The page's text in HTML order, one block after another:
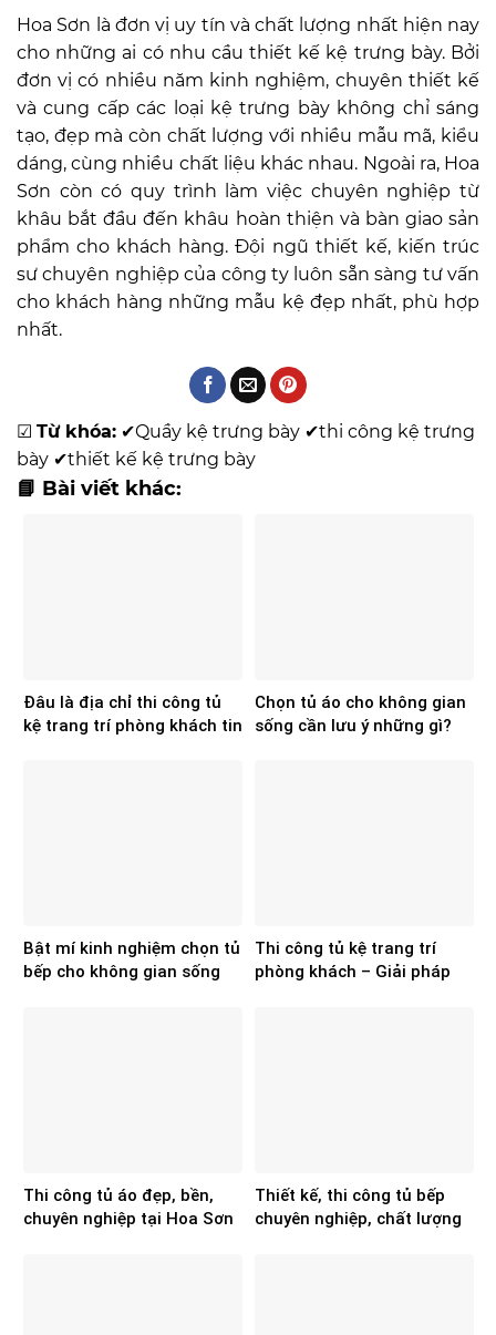
Hoa Sơn là đơn vị uy tín và chất lượng nhất hiện nay
cho những ai có nhu cầu thiết kế kệ trưng bày. Bởi
đơn vị có nhiều năm kinh nghiệm, chuyên thiết kế
và cung cấp các loại kệ trưng bày không chỉ sáng
tạo, đẹp mà còn chất lượng với nhiều mẫu mã, kiểu
dáng, cùng nhiều chất liệu khác nhau. Ngoài ra, Hoa
Sơn còn có quy trình làm việc chuyên nghiệp từ
khâu bắt đầu đến khâu hoàn thiện và bàn giao sản
phẩm cho khách hàng. Đội ngũ thiết kế, kiến trúc
sư chuyên nghiệp của công ty luôn sẵn sàng tư vấn
cho khách hàng những mẫu kệ đẹp nhất, phù hợp
nhất.
☑ Từ khóa: ✔Quầy kệ trưng bày ✔thi công kệ trưng
bày ✔thiết kế kệ trưng bày
📘 Bài viết khác:
Đâu là địa chỉ thi công tủ
kệ trang trí phòng khách tin
Chọn tủ áo cho không gian
sống cần lưu ý những gì?
Bật mí kinh nghiệm chọn tủ
bếp cho không gian sống
Thi công tủ kệ trang trí
phòng khách – Giải pháp
Thi công tủ áo đẹp, bền,
chuyên nghiệp tại Hoa Sơn
Thiết kế, thi công tủ bếp
chuyên nghiệp, chất lượng